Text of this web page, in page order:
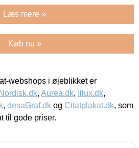
Læs mere »
Køb nu »
webshops i øjeblikket er
, Aurea.dk, Illux.dk,
, desaGraf.dk og Citatplakat.dk, som
til gode priser.